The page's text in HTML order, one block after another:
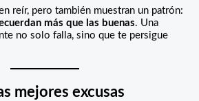
reír, pero también muestran un patrón:
más que las buenas. Una
no solo falla, sino que te persigue
mejores excusas